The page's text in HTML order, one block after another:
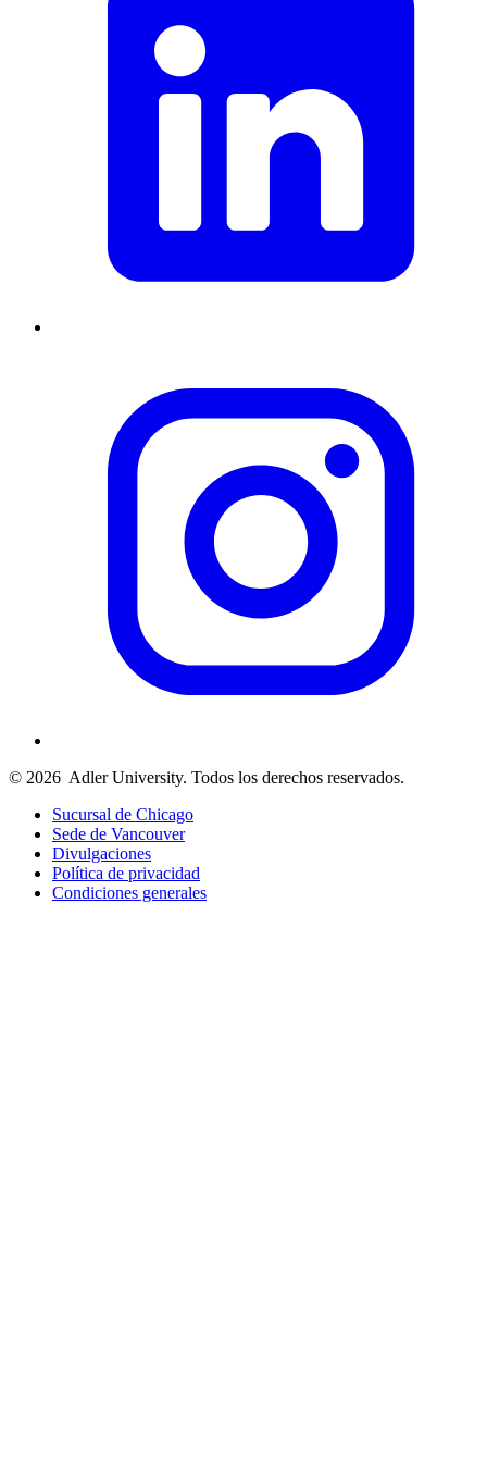
© 2026 Adler University. Todos los derechos reservados.
Sucursal de Chicago
Sede de Vancouver
Divulgaciones
Política de privacidad
Condiciones generales